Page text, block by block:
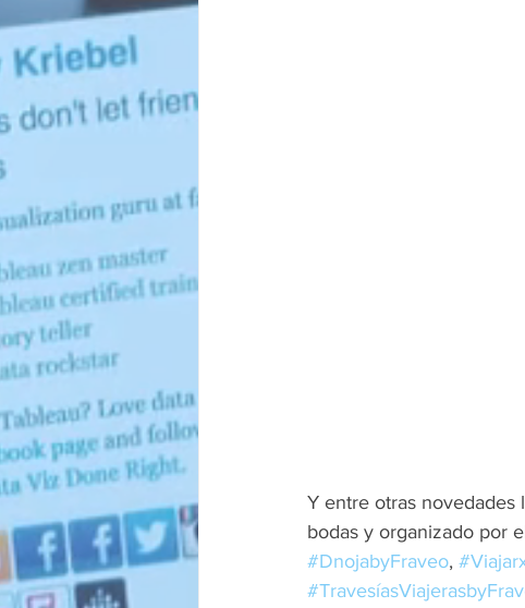
Y entre otras novedades
bodas y organizado por
#DnojabyFraveo,